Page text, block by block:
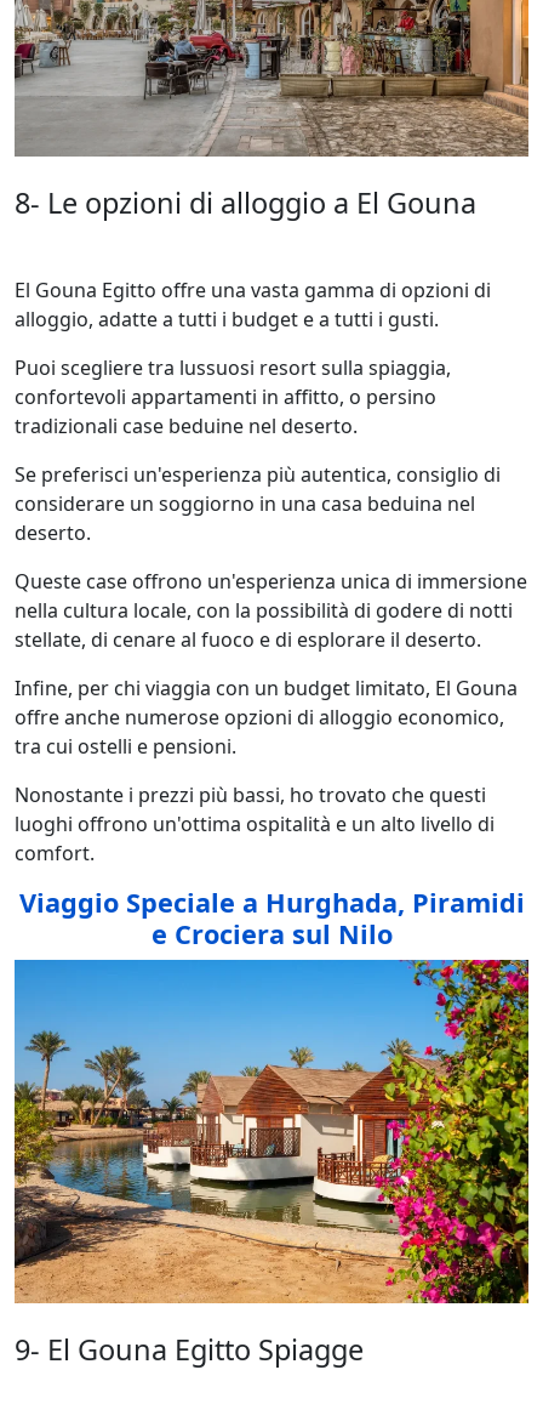
8- Le opzioni di alloggio a El Gouna
El Gouna Egitto offre una vasta gamma di opzioni di
alloggio, adatte a tutti i budget e a tutti i gusti.
Puoi scegliere tra lussuosi resort sulla spiaggia,
confortevoli appartamenti in affitto, o persino
tradizionali case beduine nel deserto.
Se preferisci un'esperienza più autentica, consiglio di
considerare un soggiorno in una casa beduina nel
deserto.
Queste case offrono un'esperienza unica di immersione
nella cultura locale, con la possibilità di godere di notti
stellate, di cenare al fuoco e di esplorare il deserto.
Infine, per chi viaggia con un budget limitato, El Gouna
offre anche numerose opzioni di alloggio economico,
tra cui ostelli e pensioni.
Nonostante i prezzi più bassi, ho trovato che questi
luoghi offrono un'ottima ospitalità e un alto livello di
comfort.
Viaggio Speciale a Hurghada, Piramidi
e Crociera sul Nilo
9- El Gouna Egitto Spiagge